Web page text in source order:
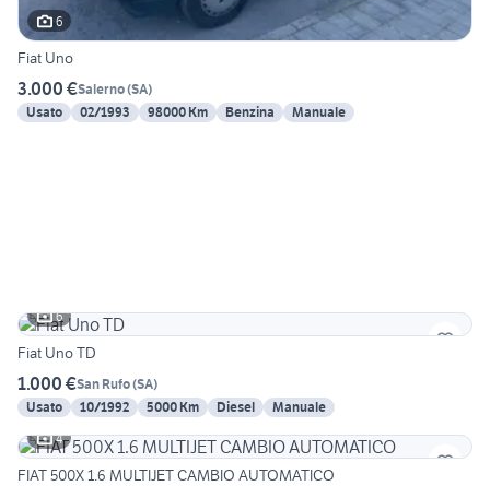
6
Fiat Uno
3.000 €Salerno(SA)
Usato
02/1993 98000 Km Benzina Manuale
6
Fiat Uno TD
1.000 €San Rufo(SA)
Usato
10/1992 5000 Km Diesel
Manuale
4
FIAT 500X 1.6 MULTIJET CAMBIO AUTOMATICO